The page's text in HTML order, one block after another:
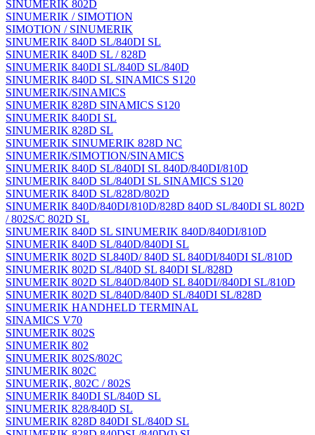
SINUMERIK 802D
SINUMERIK / SIMOTION
SIMOTION / SINUMERIK
SINUMERIK 840D SL/840DI SL
SINUMERIK 840D SL / 828D
SINUMERIK 840DI SL/840D SL/840D
SINUMERIK 840D SL SINAMICS S120
SINUMERIK/SINAMICS
SINUMERIK 828D SINAMICS S120
SINUMERIK 840DI SL
SINUMERIK 828D SL
SINUMERIK SINUMERIK 828D NC
SINUMERIK/SIMOTION/SINAMICS
SINUMERIK 840D SL/840DI SL 840D/840DI/810D
SINUMERIK 840D SL/840DI SL SINAMICS S120
SINUMERIK 840D SL/828D/802D
SINUMERIK 840D/840DI/810D/828D 840D SL/840DI SL 802D
/ 802S/C 802D SL
SINUMERIK 840D SL SINUMERIK 840D/840DI/810D
SINUMERIK 840D SL/840D/840DI SL
SINUMERIK 802D SL840D/ 840D SL 840DI/840DI SL/810D
SINUMERIK 802D SL/840D SL 840DI SL/828D
SINUMERIK 802D SL/840D/840D SL 840DI//840DI SL/810D
SINUMERIK 802D SL/840D/840D SL/840DI SL/828D
SINUMERIK HANDHELD TERMINAL
SINAMICS V70
SINUMERIK 802S
SINUMERIK 802
SINUMERIK 802S/802C
SINUMERIK 802C
SINUMERIK, 802C / 802S
SINUMERIK 840DI SL/840D SL
SINUMERIK 828/840D SL
SINUMERIK 828D 840DI SL/840D SL